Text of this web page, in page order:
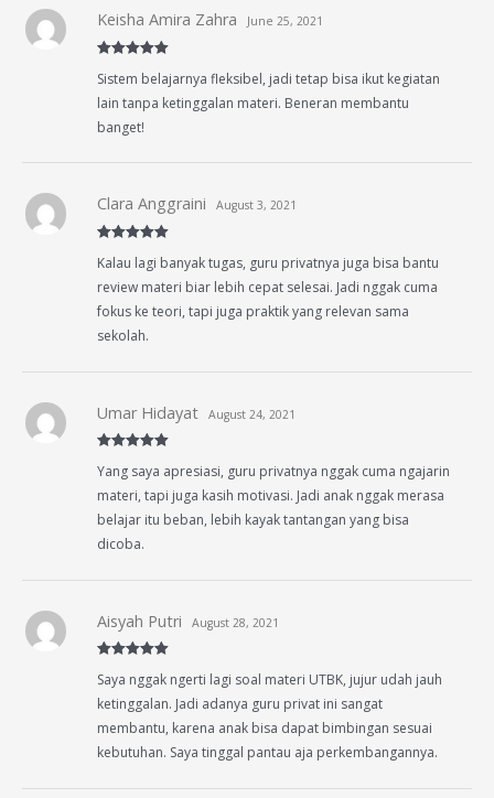
of 5
Keisha Amira Zahra June 25, 2021
Sistem belajarnya fleksibel, jadi tetap bisa ikut kegiatan
lain tanpa ketinggalan materi. Beneran membantu
banget!
of 5
Clara Anggraini August 3, 2021
Kalau lagi banyak tugas, guru privatnya juga bisa bantu
review materi biar lebih cepat selesai. Jadi nggak cuma
fokus ke teori, tapi juga praktik yang relevan sama
sekolah.
of 5
Umar Hidayat August 24, 2021
Yang saya apresiasi, guru privatnya nggak cuma ngajarin
materi, tapi juga kasih motivasi. Jadi anak nggak merasa
belajar itu beban, lebih kayak tantangan yang bisa
dicoba.
of 5
Aisyah Putri August 28, 2021
Saya nggak ngerti lagi soal materi UTBK, jujur udah jauh
ketinggalan. Jadi adanya guru privat ini sangat
membantu, karena anak bisa dapat bimbingan sesuai
kebutuhan. Saya tinggal pantau aja perkembangannya.